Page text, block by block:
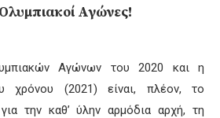
Αγώνες!
Αγώνων του 2020 και η
χρόνου (2021) είναι, πλέον, το
την καθ’ ύλην αρμόδια αρχή, τη